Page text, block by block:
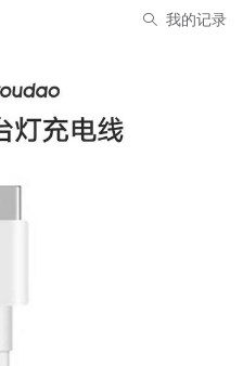
我的记录